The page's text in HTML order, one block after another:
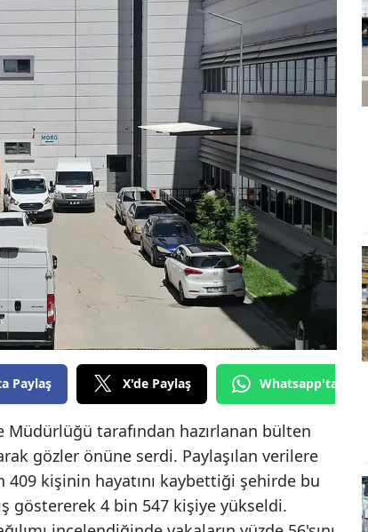
Bingöl
Bitlis
Bolu
Burdur
Bursa
Çanakkale
Çankırı
Çorum
Denizli
Diyarbakır
Edirne
Elazığ
Erzincan
Erzurum
Paylaş X'de Paylaş Whatsapp'tan
tarafından hazırlanan bülten
gözler önüne serdi. Paylaşılan verilere
409 kişinin hayatını kaybettiği şehirde bu
göstererek 4 bin 547 kişiye yükseldi.